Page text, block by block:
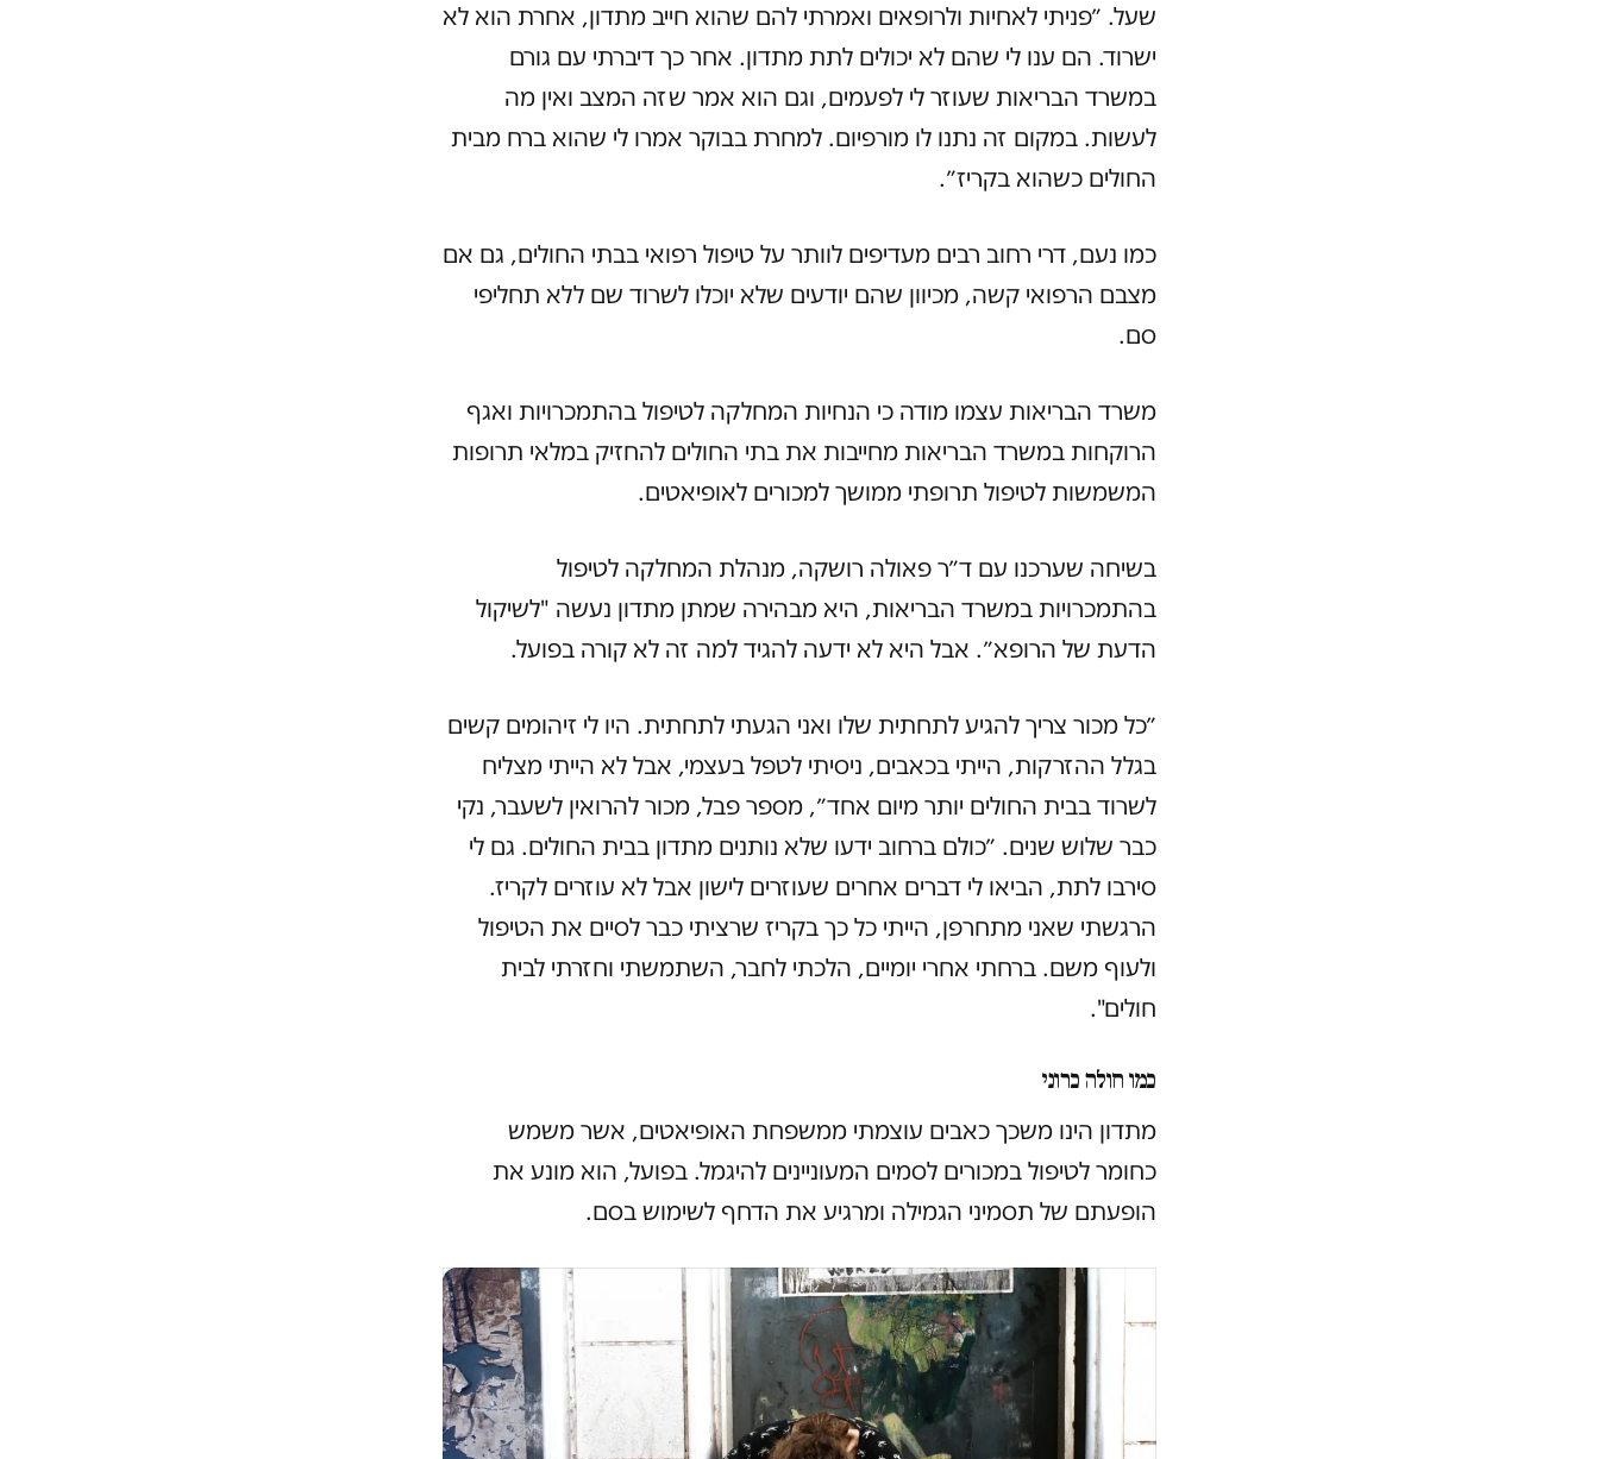
שעל. ״פניתי לאחיות ולרופאים ואמרתי להם שהוא חייב מתדון, אחרת הוא לא
ישרוד. הם ענו לי שהם לא יכולים לתת מתדון. אחר כך דיברתי עם גורם
במשרד הבריאות שעוזר לי לפעמים, וגם הוא אמר שזה המצב ואין מה
לעשות. במקום זה נתנו לו מורפיום. למחרת בבוקר אמרו לי שהוא ברח מבית
החולים כשהוא בקריז״.
כמו נעם, דרי רחוב רבים מעדיפים לוותר על טיפול רפואי בבתי החולים, גם אם
מצבם הרפואי קשה, מכיוון שהם יודעים שלא יוכלו לשרוד שם ללא תחליפי
סם.
משרד הבריאות עצמו מודה כי הנחיות המחלקה לטיפול בהתמכרויות ואגף
הרוקחות במשרד הבריאות מחייבות את בתי החולים להחזיק במלאי תרופות
המשמשות לטיפול תרופתי ממושך למכורים לאופיאטים.
בשיחה שערכנו עם ד״ר פאולה רושקה, מנהלת המחלקה לטיפול
בהתמכרויות במשרד הבריאות, היא מבהירה שמתן מתדון נעשה "לשיקול
הדעת של הרופא״. אבל היא לא ידעה להגיד למה זה לא קורה בפועל.
״כל מכור צריך להגיע לתחתית שלו ואני הגעתי לתחתית. היו לי זיהומים קשים
בגלל ההזרקות, הייתי בכאבים, ניסיתי לטפל בעצמי, אבל לא הייתי מצליח
לשרוד בבית החולים יותר מיום אחד״, מספר פבל, מכור להרואין לשעבר, נקי
כבר שלוש שנים. ״כולם ברחוב ידעו שלא נותנים מתדון בבית החולים. גם לי
סירבו לתת, הביאו לי דברים אחרים שעוזרים לישון אבל לא עוזרים לקריז.
הרגשתי שאני מתחרפן, הייתי כל כך בקריז שרציתי כבר לסיים את הטיפול
ולעוף משם. ברחתי אחרי יומיים, הלכתי לחבר, השתמשתי וחזרתי לבית
חולים".
כמו חולה כרוני
מתדון הינו משכך כאבים עוצמתי ממשפחת האופיאטים, אשר משמש
כחומר לטיפול במכורים לסמים המעוניינים להיגמל. בפועל, הוא מונע את
הופעתם של תסמיני הגמילה ומרגיע את הדחף לשימוש בסם.